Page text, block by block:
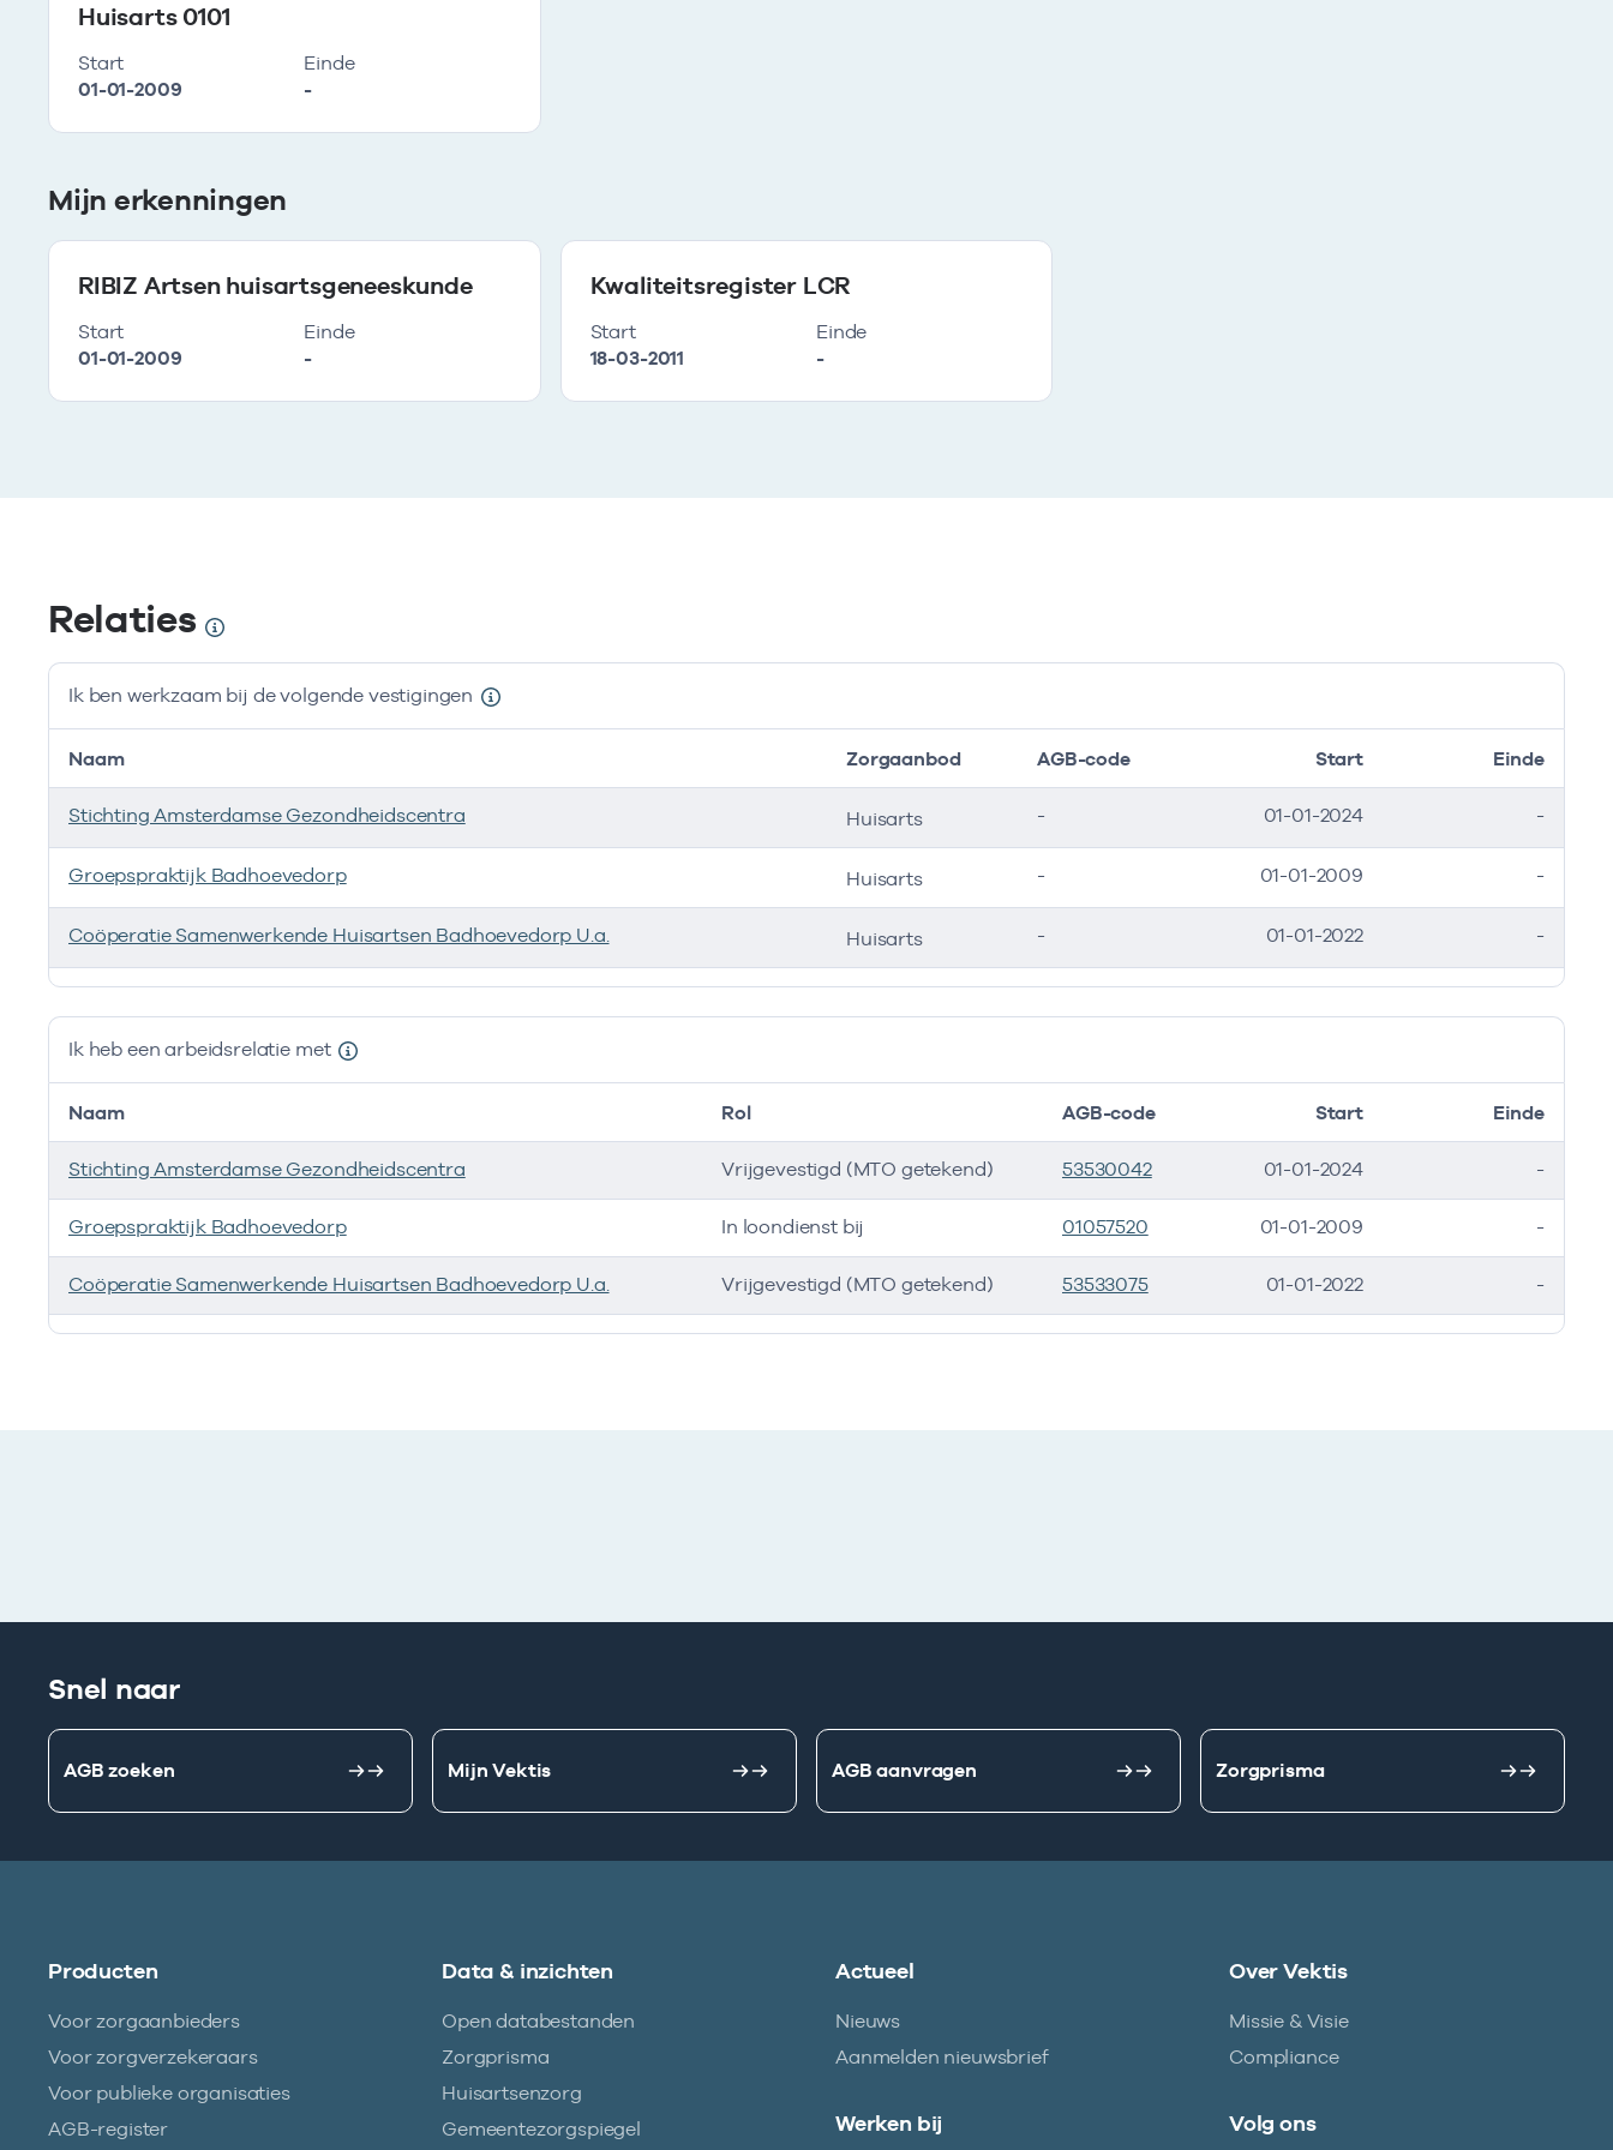
Huisarts 0101
Start
01-01-2009
Einde
-
Mijn erkenningen
RIBIZ Artsen huisartsgeneeskunde
Start
01-01-2009
Einde
-
Kwaliteitsregister LCR
Start
18-03-2011
Einde
-
Relaties
Ik ben werkzaam bij de volgende vestigingen
Ik ben werkzaam bij de volgende vestigingen
Naam Zorgaanbod AGB-code Start Einde
Stichting Amsterdamse Gezondheidscentra Huisarts - 01-01-2024 -
Groepspraktijk Badhoevedorp Huisarts - 01-01-2009 -
Coöperatie Samenwerkende Huisartsen Badhoevedorp U.a. Huisarts - 01-01-2022 -
Ik heb een arbeidsrelatie met
Ik heb een arbeidsrelatie met
Naam Rol AGB-code Start Einde
Stichting Amsterdamse Gezondheidscentra Vrijgevestigd (MTO getekend) 53530042 01-01-2024 -
Groepspraktijk Badhoevedorp In loondienst bij 01057520 01-01-2009 -
Coöperatie Samenwerkende Huisartsen Badhoevedorp U.a. Vrijgevestigd (MTO getekend) 53533075 01-01-2022 -
Snel naar
AGB zoeken Mijn Vektis AGB aanvragen Zorgprisma
Producten
Voor zorgaanbieders
Voor zorgverzekeraars
Voor publieke organisaties
AGB-register
Data & inzichten
Open databestanden
Zorgprisma
Huisartsenzorg
Gemeentezorgspiegel
Actueel
Nieuws
Aanmelden nieuwsbrief
Over Vektis
Missie & Visie
Compliance
Werken bij Volg ons